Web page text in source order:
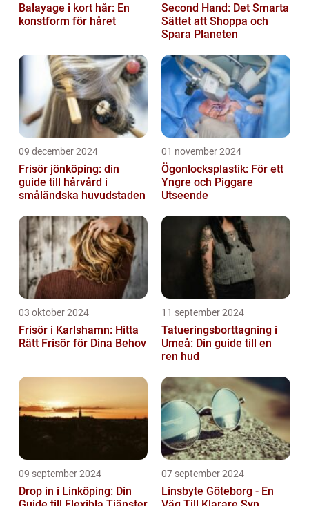
Balayage i kort hår: En
konstform för håret
Second Hand: Det Smarta
Sättet att Shoppa och
Spara Planeten
09 december 2024
Frisör jönköping: din
guide till hårvård i
småländska huvudstaden
01 november 2024
Ögonlocksplastik: För ett
Yngre och Piggare
Utseende
03 oktober 2024
Frisör i Karlshamn: Hitta
Rätt Frisör för Dina Behov
11 september 2024
Tatueringsborttagning i
Umeå: Din guide till en
ren hud
09 september 2024
Drop in i Linköping: Din
07 september 2024
Linsbyte Göteborg - En